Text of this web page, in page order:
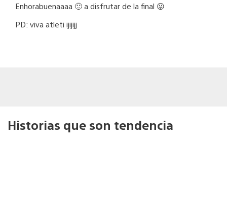
Enhorabuenaaaa 🙂 a disfrutar de la final 😛
PD: viva atleti ijijijj
Historias que son tendencia